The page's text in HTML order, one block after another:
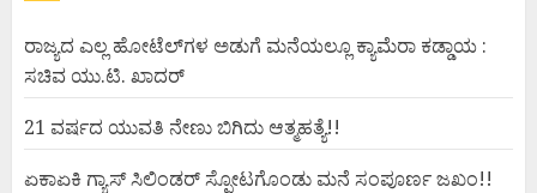
ರಾಜ್ಯದ ಎಲ್ಲ ಹೋಟೆಲ್‌ಗಳ ಅಡುಗೆ ಮನೆಯಲ್ಲೂ ಕ್ಯಾಮೆರಾ ಕಡ್ಡಾಯ :
ಸಚಿವ ಯು.ಟಿ. ಖಾದರ್
21 ವರ್ಷದ ಯುವತಿ ನೇಣು ಬಿಗಿದು ಆತ್ಮಹತ್ಯೆ!!
ಏಕಾಏಕಿ ಗ್ಯಾಸ್ ಸಿಲಿಂಡರ್ ಸ್ಪೋಟಗೊಂಡು ಮನೆ ಸಂಪೂರ್ಣ ಜಖಂ!!